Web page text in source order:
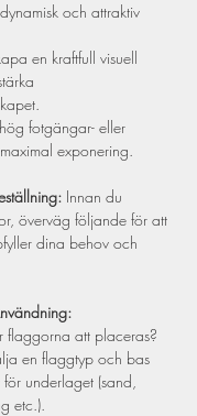
och attraktiv
en kraftfull visuell
fotgängar- eller
exponering.
Innan du
överväg följande för att
dina behov och
flaggorna att placeras?
en flaggtyp och bas
för underlaget (sand,
etc.).